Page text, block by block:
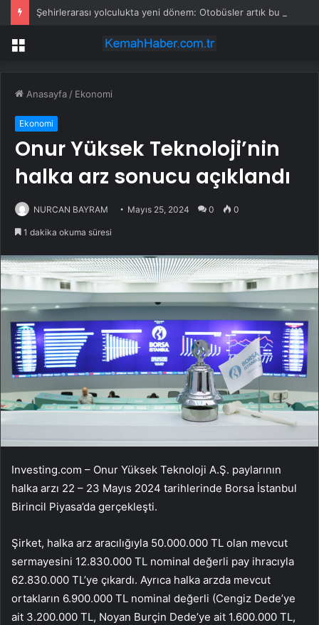
Menü
Anasayfa / Ekonomi
Ekonomi
Onur Yüksek Teknoloji’nin
halka arz sonucu açıklandı
NURCAN BAYRAM Mayıs 25, 2024 0 0
1 dakika okuma süresi
Investing.com – Onur Yüksek Teknoloji A.Ş. paylarının
halka arzı 22 – 23 Mayıs 2024 tarihlerinde Borsa İstanbul
Birincil Piyasa’da gerçekleşti.
Şirket, halka arz aracılığıyla 50.000.000 TL olan mevcut
sermayesini 12.830.000 TL nominal değerli pay ihracıyla
62.830.000 TL’ye çıkardı. Ayrıca halka arzda mevcut
ortakların 6.900.000 TL nominal değerli (Cengiz Dede’ye
ait 3.200.000 TL, Noyan Burçin Dede’ye ait 1.600.000 TL,